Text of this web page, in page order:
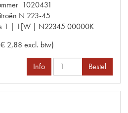
1020431
N 223-45
1 | 1[W | N22345 00000K
2,88 excl. btw)
Info Bestel